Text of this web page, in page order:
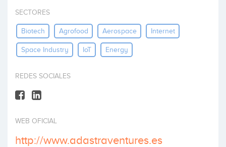
Invertir
SECTORES
Biotech Agrofood Aerospace Internet
Space Industry IoT Energy
REDES SOCIALES
WEB OFICIAL
http://www.adastraventures.es